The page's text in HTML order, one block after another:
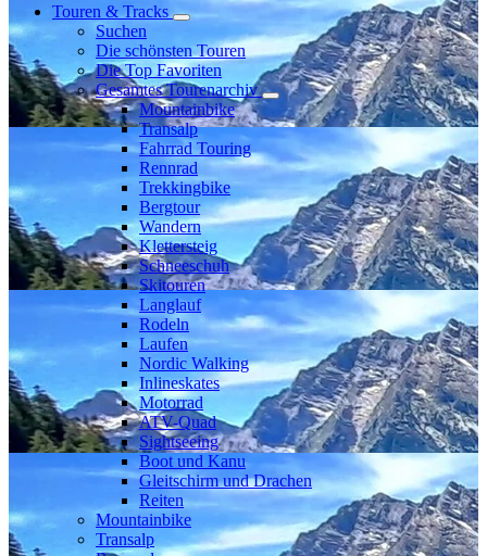
Touren & Tracks
Suchen
Die schönsten Touren
Die Top Favoriten
Gesamtes Tourenarchiv
Mountainbike
Transalp
Fahrrad Touring
Rennrad
Trekkingbike
Bergtour
Wandern
Klettersteig
Schneeschuh
Skitouren
Langlauf
Rodeln
Laufen
Nordic Walking
Inlineskates
Motorrad
ATV-Quad
Sightseeing
Boot und Kanu
Gleitschirm und Drachen
Reiten
Mountainbike
Transalp